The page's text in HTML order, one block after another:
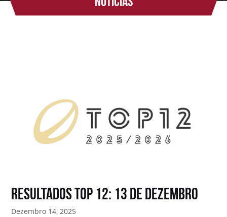
Resultados TOP 12: 13 de Dezembro
Dezembro 14, 2025